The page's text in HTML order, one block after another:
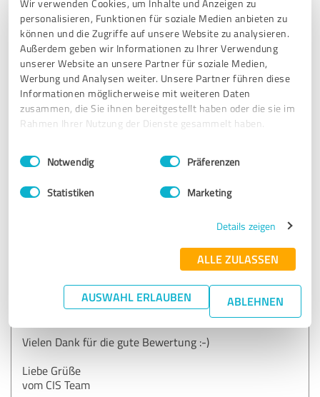
Wir verwenden Cookies, um Inhalte und Anzeigen zu
personalisieren, Funktionen für soziale Medien anbieten zu
können und die Zugriffe auf unsere Website zu analysieren.
Außerdem geben wir Informationen zu Ihrer Verwendung
unserer Website an unsere Partner für soziale Medien,
Werbung und Analysen weiter. Unsere Partner führen diese
Informationen möglicherweise mit weiteren Daten
zusammen, die Sie ihnen bereitgestellt haben oder die sie im
Rahmen Ihrer Nutzung der Dienste gesammelt haben.
Impressum Datenschutzbestimmungen
Einwilligungsauswahl
Notwendig Präferenzen
Statistiken Marketing
Details zeigen
ALLE ZULASSEN
AUSWAHL ERLAUBEN ABLEHNEN
5,00 von 5
SEHR GUT Empfehlung
Unsere neue Webseite sieht super aus. Regelmäßige
Änderungen sind dank Wartungsvertrag kein Problem.
Vielen Dank dafür, gute Arbeit.
Kommentar von CIS - Internetservice:
Vielen Dank für die gute Bewertung :-)
Liebe Grüße
vom CIS Team